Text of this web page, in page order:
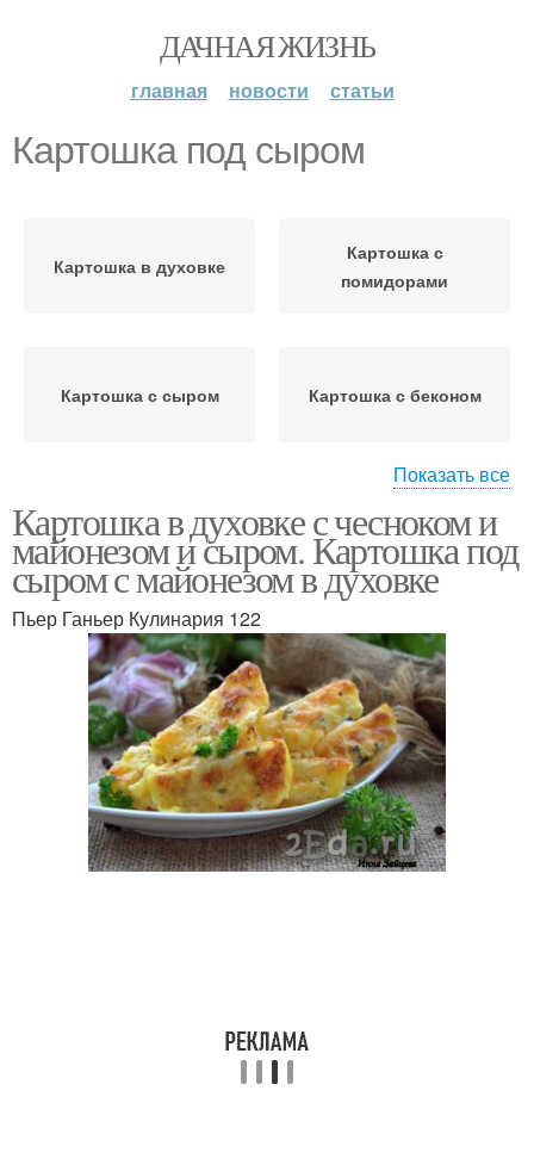
ДАЧНАЯ ЖИЗНЬ
главная новости статьи
Картошка под сыром
Картошка в духовке
Картошка с
помидорами
Картошка с сыром Картошка с беконом
Сыр в духовке Картошка с мясом
Картошка с майонезом
Картошка с острым
соусом
Запеченная картошка Картошки в духовке
Картошка с чесноком
Показать все
Картошка в духовке с чесноком и
майонезом и сыром. Картошка под
сыром с майонезом в духовке
Пьер Ганьер Кулинария 122